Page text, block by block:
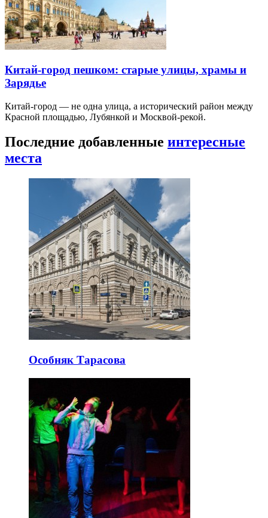
Китай-город пешком: старые улицы, храмы и
Зарядье
Китай-город — не одна улица, а исторический район между
Красной площадью, Лубянкой и Москвой-рекой.
Последние добавленные интересные
места
Особняк Тарасова